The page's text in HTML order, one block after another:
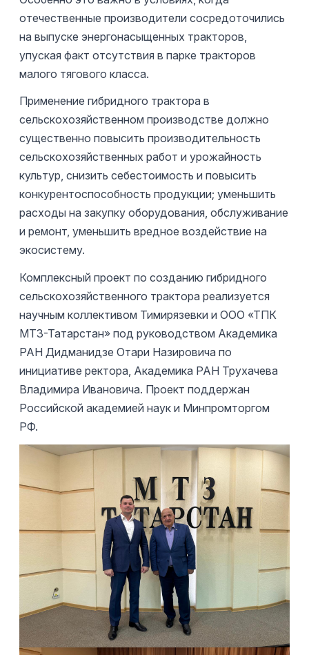
отечественные производители сосредоточились
на выпуске энергонасыщенных тракторов,
упуская факт отсутствия в парке тракторов
малого тягового класса.
Применение гибридного трактора в
сельскохозяйственном производстве должно
существенно повысить производительность
сельскохозяйственных работ и урожайность
культур, снизить себестоимость и повысить
конкурентоспособность продукции; уменьшить
расходы на закупку оборудования, обслуживание
и ремонт, уменьшить вредное воздействие на
экосистему.
Комплексный проект по созданию гибридного
сельскохозяйственного трактора реализуется
научным коллективом Тимирязевки и ООО «ТПК
МТЗ-Татарстан» под руководством Академика
РАН Дидманидзе Отари Назировича по
инициативе ректора, Академика РАН Трухачева
Владимира Ивановича. Проект поддержан
Российской академией наук и Минпромторгом
РФ.